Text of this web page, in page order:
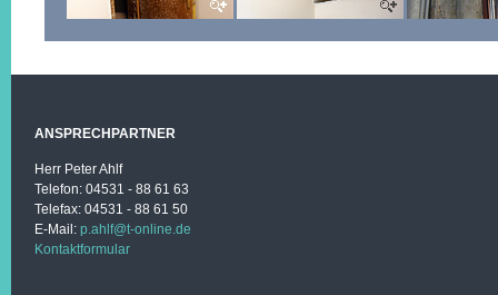
ANSPRECHPARTNER
Herr Peter Ahlf
Telefon: 04531 - 88 61 63
Telefax: 04531 - 88 61 50
E-Mail: p.ahlf@t-online.de
Kontaktformular